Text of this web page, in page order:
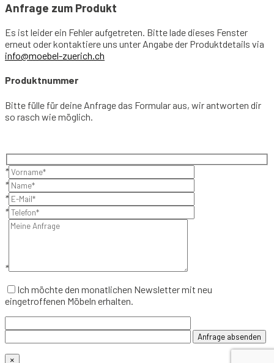
Anfrage zum Produkt
Es ist leider ein Fehler aufgetreten. Bitte lade dieses Fenster
erneut oder kontaktiere uns unter Angabe der Produktdetails via
info@moebel-zuerich.ch
Produktnummer
Bitte fülle für deine Anfrage das Formular aus, wir antworten dir
so rasch wie möglich.
*
*
*
*
*
Ich möchte den monatlichen Newsletter mit neu
eingetroffenen Möbeln erhalten.
×